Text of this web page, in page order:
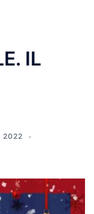
IL
2022